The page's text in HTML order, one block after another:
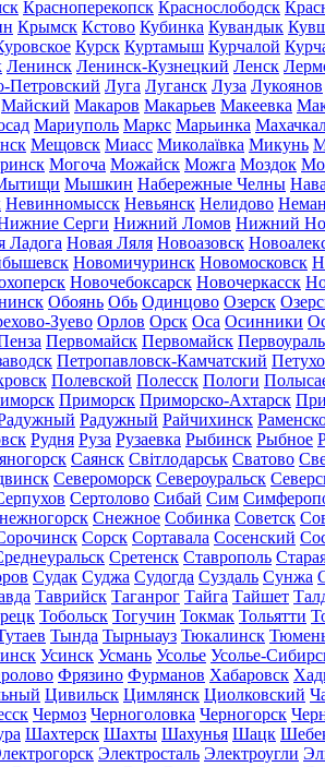
Красноперекопск Краснослободск
Крымск Кстово Кубинка Кувандык
Курск Куртамыш Курчалой
Ленинск Ленинск-Кузнецкий Ленск
Петровский Луга Луганск Луза Лукоянов
Майский Макаров Макарьев Макеевка
Мариуполь Маркс Марьинка
Мещовск Миасс Миколаївка Микунь
Могоча Можайск Можга Моздок
Мышкин Набережные Челны
Невинномысск Невьянск Нелидово Неман
Серги Нижний Ломов Нижний
Ладога Новая Ляля Новоазовск
Новомичуринск Новомосковск
Новочебоксарск Новочеркасск
Обоянь Обь Одинцово Озерск
Зуево Орлов Орск Оса Осинники
Первомайск Первомайск
Петропавловск-Камчатский
Полевской Полесск Пологи
Приморск Приморско-Ахтарск
Радужный Райчихинск
Рудня Руза Рузаевка Рыбинск Рыбное
Саянск Світлодарськ Сватово
Североморск Североуральск
Сертолово Сибай Сим
Снежное Собинка Советск
Сорск Сортавала Сосенский
Сретенск Ставрополь
Судак Суджа Судогда Суздаль Сунжа
Таврийск Таганрог Тайга Тайшет
Тобольск Тогучин Токмак Тольятти
Тында Тырныауз Тюкалинск
Усинск Усмань Усолье Усолье-
Фрязино Фурманов Хабаровск
Цивильск Цимлянск Циолковский
Чермоз Черноголовка Черногорск
Шахтерск Шахты Шахунья Шацк
Электросталь Электроугли